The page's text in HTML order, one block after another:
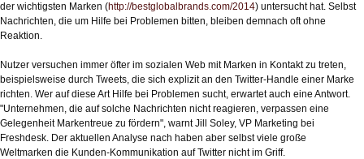
der wichtigsten Marken (http://bestglobalbrands.com/2014) untersucht hat. Selbst
Nachrichten, die um Hilfe bei Problemen bitten, bleiben demnach oft ohne
Reaktion.
Nutzer versuchen immer öfter im sozialen Web mit Marken in Kontakt zu treten,
beispielsweise durch Tweets, die sich explizit an den Twitter-Handle einer Marke
richten. Wer auf diese Art Hilfe bei Problemen sucht, erwartet auch eine Antwort.
"Unternehmen, die auf solche Nachrichten nicht reagieren, verpassen eine
Gelegenheit Markentreue zu fördern", warnt Jill Soley, VP Marketing bei
Freshdesk. Der aktuellen Analyse nach haben aber selbst viele große
Weltmarken die Kunden-Kommunikation auf Twitter nicht im Griff.